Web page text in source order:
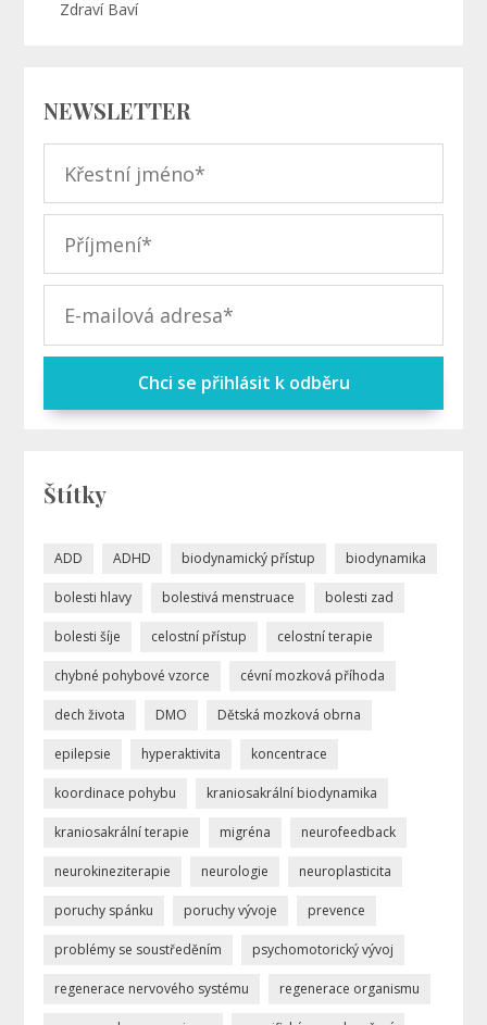
Zdraví Baví
NEWSLETTER
Chci se přihlásit k odběru
Štítky
ADD ADHD biodynamický přístup biodynamika
bolesti hlavy bolestivá menstruace bolesti zad
bolesti šíje celostní přístup celostní terapie
chybné pohybové vzorce cévní mozková příhoda
dech života DMO Dětská mozková obrna
epilepsie hyperaktivita koncentrace
koordinace pohybu kraniosakrální biodynamika
kraniosakrální terapie migréna neurofeedback
neurokineziterapie neurologie neuroplasticita
poruchy spánku poruchy vývoje prevence
problémy se soustředěním psychomotorický vývoj
regenerace nervového systému regenerace organismu